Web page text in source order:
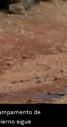
de
sigue